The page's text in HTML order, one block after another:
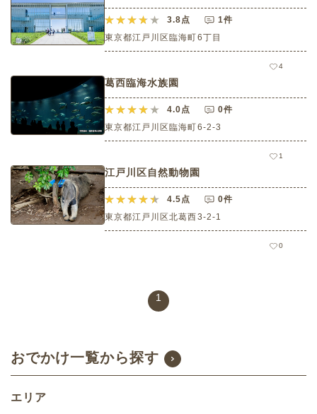
3.8点
1件
東京都江戸川区臨海町6丁目
4
葛西臨海水族園
4.0点
0件
東京都江戸川区臨海町6-2-3
1
江戸川区自然動物園
4.5点
0件
東京都江戸川区北葛西3-2-1
0
1
おでかけ一覧から探す
エリア